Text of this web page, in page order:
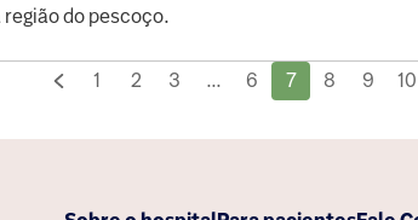
região do pescoço.
1 2 3 ... 6 7 8 9 10